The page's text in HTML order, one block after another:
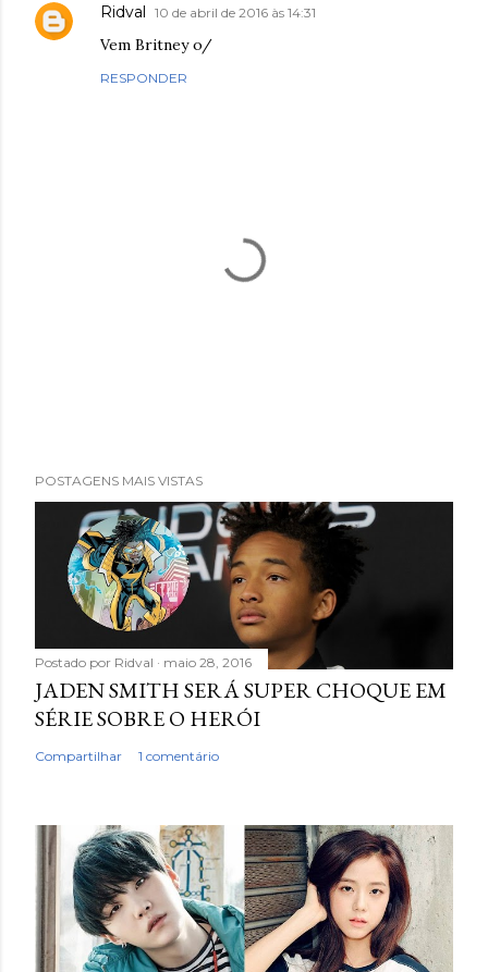
Ridval 10 de abril de 2016 às 14:31
Vem Britney o/
RESPONDER
o
m
c
o
t
r
o
POSTAGENS MAIS VISTAS
Postado por Ridval maio 28, 2016
JADEN SMITH SERÁ SUPER CHOQUE EM
SÉRIE SOBRE O HERÓI
Compartilhar 1 comentário